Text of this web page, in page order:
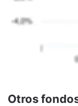
Otros